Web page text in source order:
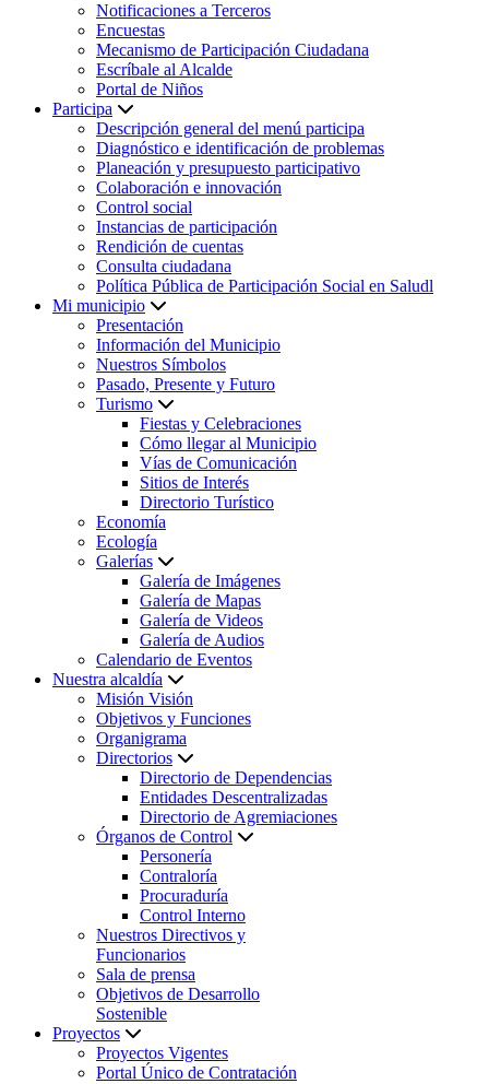
Notificaciones a Terceros
Encuestas
Mecanismo de Participación Ciudadana
Escríbale al Alcalde
Portal de Niños
Participa
Descripción general del menú participa
Diagnóstico e identificación de problemas
Planeación y presupuesto participativo
Colaboración e innovación
Control social
Instancias de participación
Rendición de cuentas
Consulta ciudadana
Política Pública de Participación Social en Saludl
Mi municipio
Presentación
Información del Municipio
Nuestros Símbolos
Pasado, Presente y Futuro
Turismo
Fiestas y Celebraciones
Cómo llegar al Municipio
Vías de Comunicación
Sitios de Interés
Directorio Turístico
Economía
Ecología
Galerías
Galería de Imágenes
Galería de Mapas
Galería de Videos
Galería de Audios
Calendario de Eventos
Nuestra alcaldía
Misión Visión
Objetivos y Funciones
Organigrama
Directorios
Directorio de Dependencias
Entidades Descentralizadas
Directorio de Agremiaciones
Órganos de Control
Personería
Contraloría
Procuraduría
Control Interno
Nuestros Directivos y
Funcionarios
Sala de prensa
Objetivos de Desarrollo
Sostenible
Proyectos
Proyectos Vigentes
Portal Único de Contratación